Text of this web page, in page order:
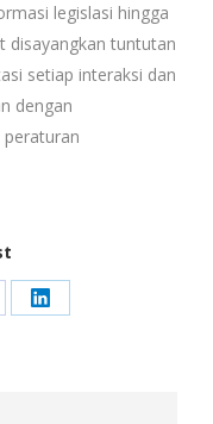
legislasi hingga
disayangkan tuntutan
setiap interaksi dan
dengan
peraturan
Share